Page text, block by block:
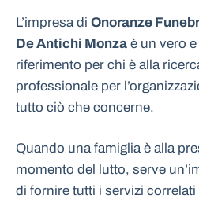
L’impresa di Onoranze
De Antichi Monza è un vero
riferimento per chi è alla
professionale per
tutto ciò che concerne.
Quando una famiglia è alla
momento del lutto, serve
di fornire tutti i servizi correlati